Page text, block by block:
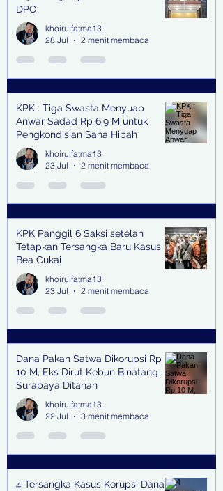
DPO
khoirulfatma13
28 Jul
2 menit membaca
KPK : Tiga Swasta Menyuap
Anwar Sadad Rp 6,9 M untuk
Pengkondisian Sana Hibah
khoirulfatma13
23 Jul
2 menit membaca
KPK Panggil 6 Saksi setelah
Tetapkan Tersangka Baru Kasus
Bea Cukai
khoirulfatma13
23 Jul
2 menit membaca
Dana Pakan Satwa Dikorupsi Rp
10 M, Eks Dirut Kebun Binatang
Surabaya Ditahan
khoirulfatma13
22 Jul
3 menit membaca
4 Tersangka Kasus Korupsi Dana